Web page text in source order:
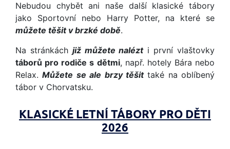
Nebudou chybět ani naše další klasické tábory
jako Sportovní nebo Harry Potter, na které se
můžete těšit v brzké době.
Na stránkách již můžete nalézti první vlaštovky
táborů pro rodiče s dětmi, např. hotely Bára nebo
Relax.Můžete se ale brzy těšittaké na oblíbený
tábor v Chorvatsku.
KLASICKÉ LETNÍ TÁBORY PRO DĚTI
2026